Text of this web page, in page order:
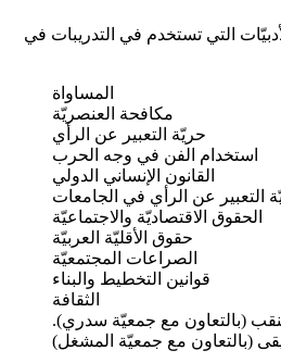
التي تستخدم في التدريبات في
المساواة
مكافحة العنصريّة
حريّة التعبير عن الرأي
استخدام الفن في وجه الحرب
القانون الإنساني الدولي
التعبير عن الرأي في الجامعات
الحقوق الاقتصاديّة والاجتماعيّة
حقوق الأقليّة العربيّة
الصراعات المجتمعيّة
قوانين التخطيط والبناء
الثقافة
(بالتعاون مع جمعيّة سدري).
(بالتعاون مع جمعيّة المشغل)